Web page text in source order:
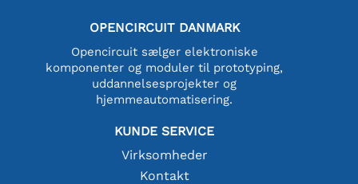
OPENCIRCUIT DANMARK
Opencircuit sælger elektroniske
komponenter og moduler til prototyping,
uddannelsesprojekter og
hjemmeautomatisering.
KUNDE SERVICE
Virksomheder
Kontakt